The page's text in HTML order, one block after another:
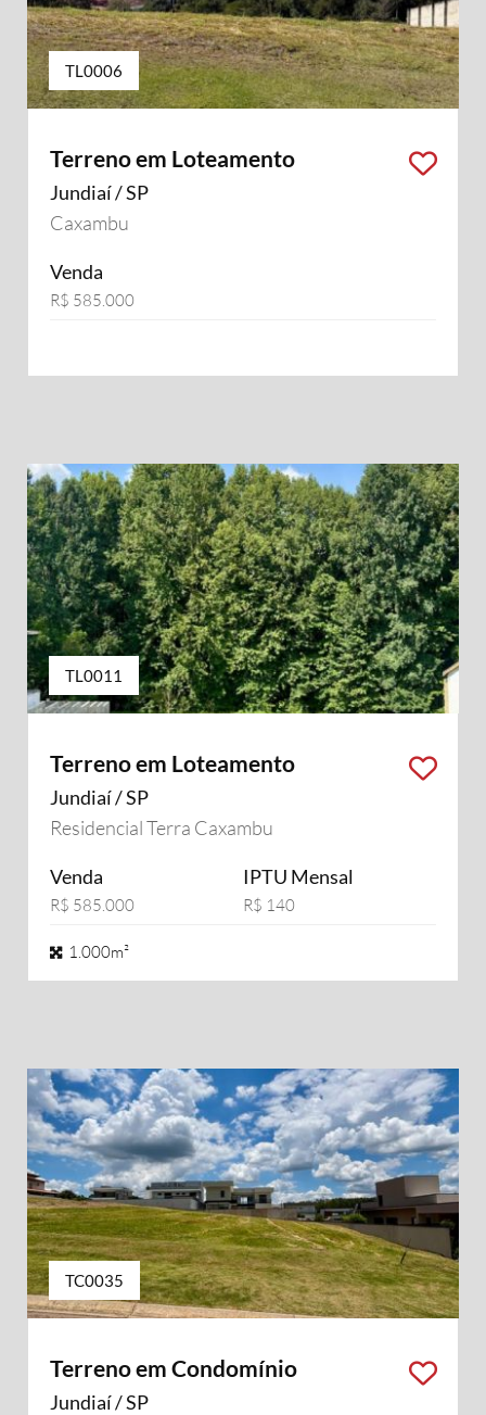
TL0006
Terreno em Loteamento
Jundiaí / SP
Caxambu
Venda
R$ 585.000
TL0011
Terreno em Loteamento
Jundiaí / SP
Residencial Terra Caxambu
Venda
R$ 585.000
IPTU Mensal
R$ 140
1.000m²
TC0035
Terreno em Condomínio
Jundiaí / SP